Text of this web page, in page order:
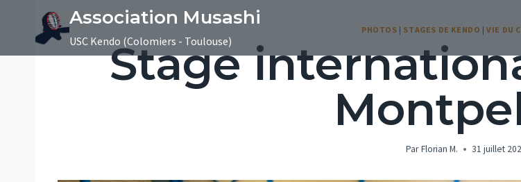
Association Musashi
USC Kendo (Colomiers - Toulouse)
PHOTOS | STAGES DE KENDO |VIE DU
Stage
Par Florian M. 31 juillet